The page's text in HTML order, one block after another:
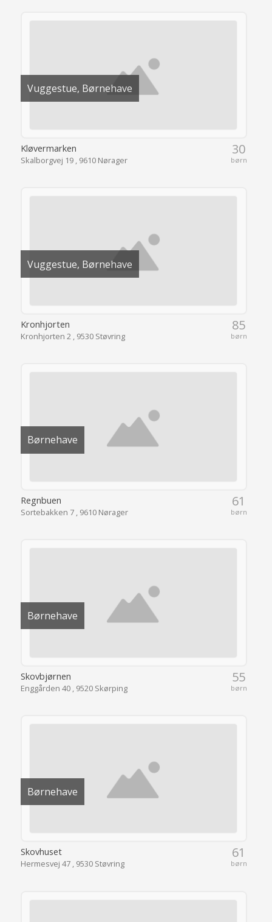
Vuggestue, Børnehave
30
børn
Kløvermarken
Skalborgvej 19 , 9610 Nørager
Vuggestue, Børnehave
85
børn
Kronhjorten
Kronhjorten 2 , 9530 Støvring
Børnehave
61
børn
Regnbuen
Sortebakken 7 , 9610 Nørager
Børnehave
55
børn
Skovbjørnen
Enggården 40 , 9520 Skørping
Børnehave
61
børn
Skovhuset
Hermesvej 47 , 9530 Støvring